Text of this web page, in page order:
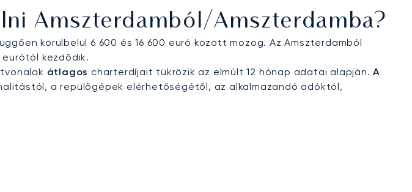
Amszterdamból/Amszterdamba?
körülbelül 6 600 és 16 600 euró között mozog. Az Amszterdamból
kezdődik.
átlagos charterdíjait tükrözik az elmúlt 12 hónap adatai alapján.A
a repülőgépek elérhetőségétől, az alkalmazandó adóktól,